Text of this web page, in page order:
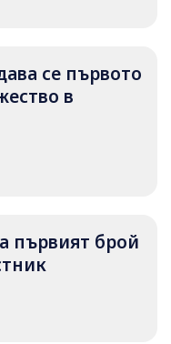
се първото
в
първият брой